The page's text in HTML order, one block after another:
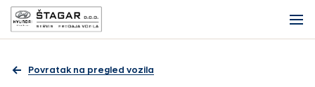
Povratak na pregled vozila